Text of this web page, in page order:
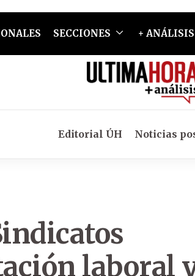
SECCIONES + ANÁLISIS
Editorial ÚH Noticias
laboral